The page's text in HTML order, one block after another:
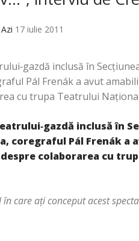
17 iulie 2011
inclusă în
Pál Frenák a avut
cu trupa Teatrului
‑gazdă inclusă în
coregraful Pál Frenák a
colaborarea cu
care aţi conceput acest